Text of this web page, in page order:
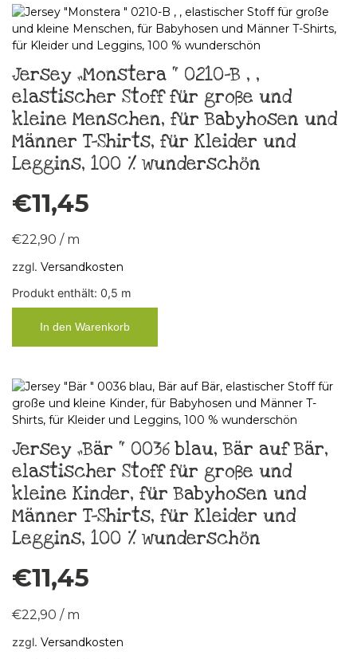
Jersey „Monstera “ 0210-B , ,
elastischer Stoff für große und
kleine Menschen, für Babyhosen und
Männer T-Shirts, für Kleider und
Leggins, 100 % wunderschön
€11,45
€22,90 / m
zzgl. Versandkosten
Produkt enthält: 0,5 m
In den Warenkorb
Jersey „Bär “ 0036 blau, Bär auf Bär,
elastischer Stoff für große und
kleine Kinder, für Babyhosen und
Männer T-Shirts, für Kleider und
Leggins, 100 % wunderschön
€11,45
€22,90 / m
zzgl. Versandkosten